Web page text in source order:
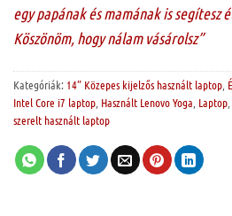
egy papának és mamának is segítesz
Köszönöm, hogy nálam vásárolsz”
Kategóriák: 14” Közepes kijelzős használt laptop
Intel Core i7 laptop Használt Lenovo Yoga Laptop
szerelt használt laptop